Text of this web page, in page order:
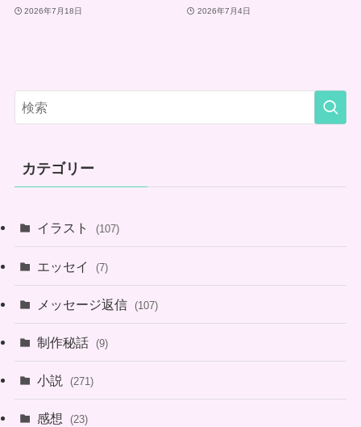
2026年7月18日 2026年7月4日
カテゴリー
イラスト (107)
エッセイ (7)
メッセージ返信 (107)
制作秘話 (9)
小説 (271)
感想 (23)